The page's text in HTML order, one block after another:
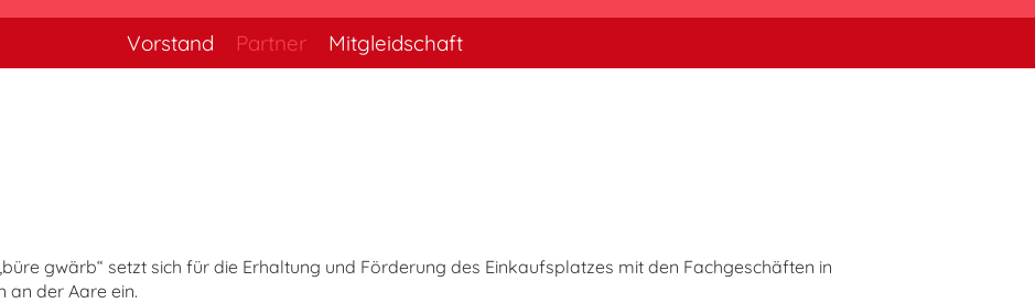
Vorstand Partner Mitgleidschaft
gwärb“ setzt sich für die Erhaltung und Förderung des Einkaufsplatzes mit den Fachgeschäften in
an der Aare ein.